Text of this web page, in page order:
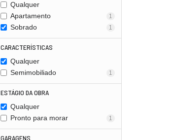
Qualquer
Apartamento
1
Sobrado 1
CARACTERÍSTICAS
Qualquer
Semimobiliado
1
ESTÁGIO DA OBRA
Qualquer
Pronto para morar
1
GARAGENS